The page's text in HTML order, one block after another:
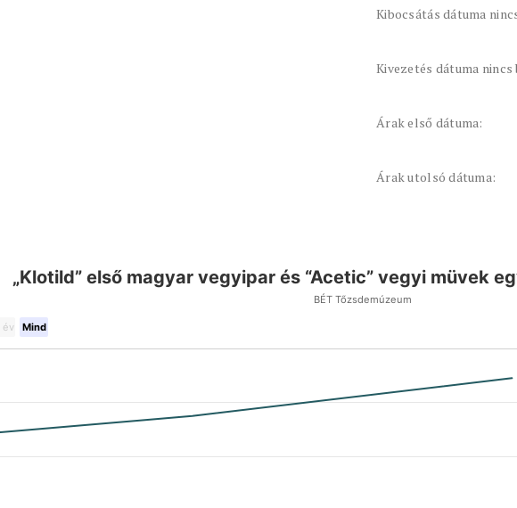
Kibocsátás dátuma
Kivezetés dátuma
Árak első dátuma:
Árak utolsó dátuma:
„Klotild” első magyar vegyipar és “Acetic” vegyi müvek
BÉT Tőzsdemúzeum
év Mind